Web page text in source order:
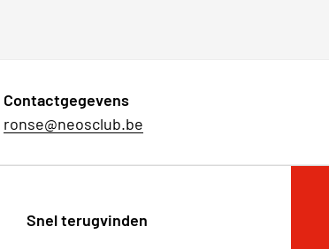
Contactgegevens
ronse@neosclub.be
Snel terugvinden